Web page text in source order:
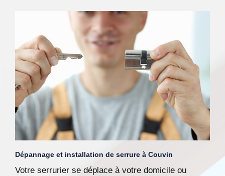
Dépannage et installation de serrure à Couvin
Votre serrurier se déplace à votre domicile ou